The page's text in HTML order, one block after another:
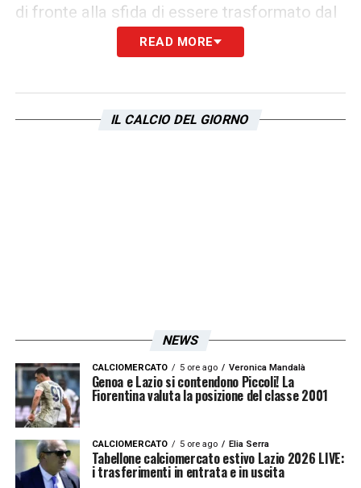
di fronte alla sfida di essere trasformato dal
“Comandante”. Con unMatias Vecino che
non può dare grandi garanzie fisiche
rientrare nel ballottaggio per una maglia da
nessuno “. L’allenatore è noto per la sua
intransigenza tattica, e i giocatori che non si
conformano ai suoi schemi difficilmente
trovano spazio. Se Dele-Bashiru riuscirà a
disciplinare la sua indole e a lavorare sui
READ MORE
IL CALCIO DEL GIORNO
NEWS
CALCIOMERCATO 5 ore ago Veronica Mandalà
Genoa e Lazio si contendono Piccoli! La
Fiorentina valuta la posizione del classe 2001
CALCIOMERCATO 5 ore ago Elia Serra
Tabellone calciomercato estivo Lazio 2026 LIVE:
i trasferimenti in entrata e in uscita